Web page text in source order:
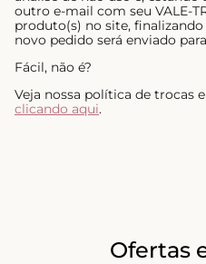
outro e-mail com seu VALE-
produto(s) no site,
novo pedido será enviado
Fácil, não é?
Veja nossa política de trocas
clicando aqui.
Ofertas